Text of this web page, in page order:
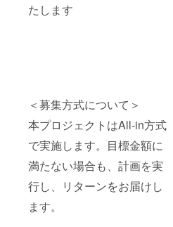
たします
＜募集方式について＞
本プロジェクトはAll-in方式
で実施します。目標金額に
満たない場合も、計画を実
行し、リターンをお届けし
ます。